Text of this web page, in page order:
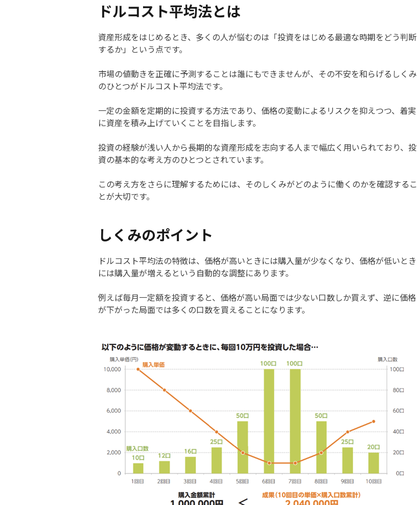
ドルコスト平均法とは
資産形成をはじめるとき、多くの人が悩むのは「投資をはじめる最適な時期をどう判断
するか」という点です。
市場の値動きを正確に予測することは誰にもできませんが、その不安を和らげるしくみ
のひとつがドルコスト平均法です。
一定の金額を定期的に投資する方法であり、価格の変動によるリスクを抑えつつ、着実
に資産を積み上げていくことを目指します。
投資の経験が浅い人から長期的な資産形成を志向する人まで幅広く用いられており、投
資の基本的な考え方のひとつとされています。
この考え方をさらに理解するためには、そのしくみがどのように働くのかを確認するこ
とが大切です。
しくみのポイント
ドルコスト平均法の特徴は、価格が高いときには購入量が少なくなり、価格が低いとき
には購入量が増えるという自動的な調整にあります。
例えば毎月一定額を投資すると、価格が高い局面では少ない口数しか買えず、逆に価格
が下がった局面では多くの口数を買えることになります。